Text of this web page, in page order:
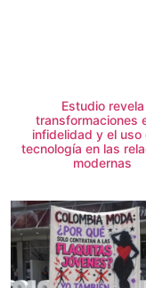
Estudio revela
transformaciones
infidelidad y el uso
tecnología en las
modernas